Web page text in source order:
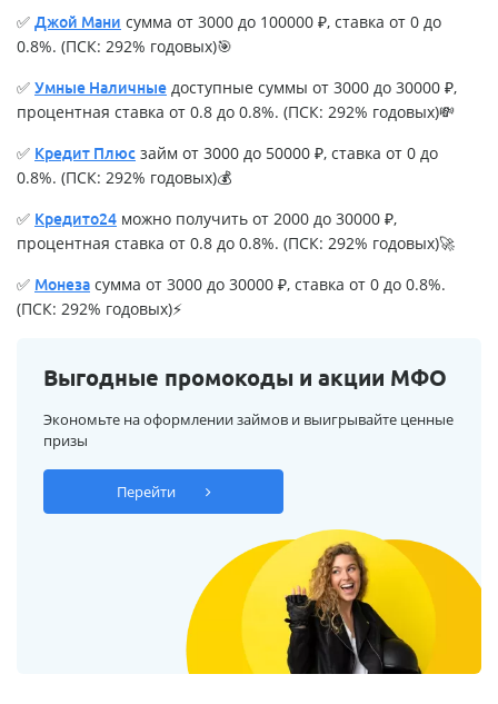
✅ Джой Мани сумма от 3000 до 100000 ₽, ставка от 0 до
0.8%. (ПСК: 292% годовых)🎯
✅ Умные Наличные доступные суммы от 3000 до 30000 ₽,
процентная ставка от 0.8 до 0.8%. (ПСК: 292% годовых)💸
✅ Кредит Плюс займ от 3000 до 50000 ₽, ставка от 0 до
0.8%. (ПСК: 292% годовых)💰
✅ Кредито24 можно получить от 2000 до 30000 ₽,
процентная ставка от 0.8 до 0.8%. (ПСК: 292% годовых)🚀
✅ Монеза сумма от 3000 до 30000 ₽, ставка от 0 до 0.8%.
(ПСК: 292% годовых)⚡
Выгодные промокоды и акции МФО
Экономьте на оформлении займов и выигрывайте ценные
призы
Перейти